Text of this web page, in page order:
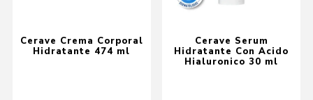
Cerave Crema Corporal
Hidratante 474 ml
Cerave Serum
Hidratante Con Acido
Hialuronico 30 ml